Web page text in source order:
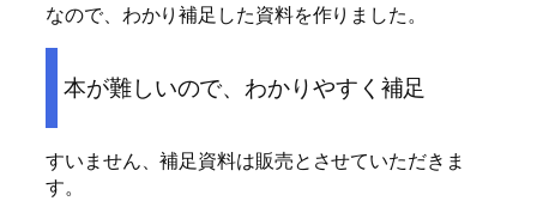
なので、わかり補足した資料を作りました。
本が難しいので、わかりやすく補足
すいません、補足資料は販売とさせていただきま
す。